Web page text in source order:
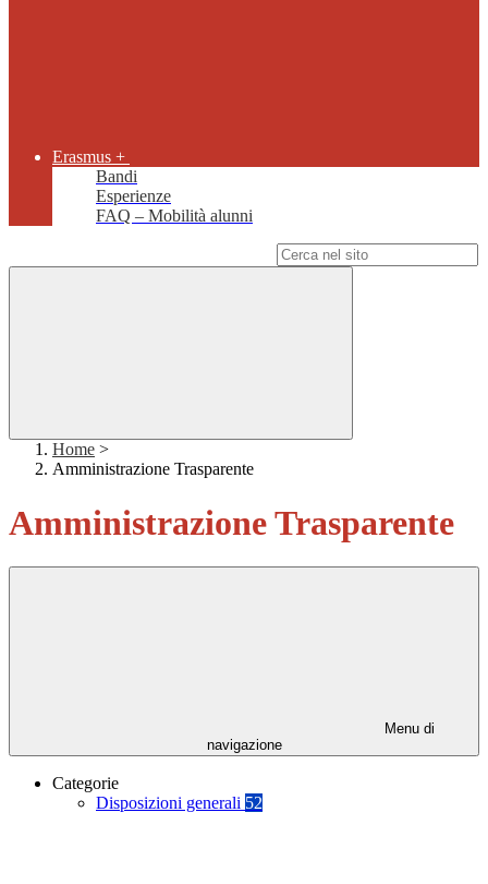
Erasmus +
Bandi
Esperienze
FAQ – Mobilità alunni
Home >
Amministrazione Trasparente
Amministrazione Trasparente
Menu di
navigazione
Categorie
Disposizioni generali 52